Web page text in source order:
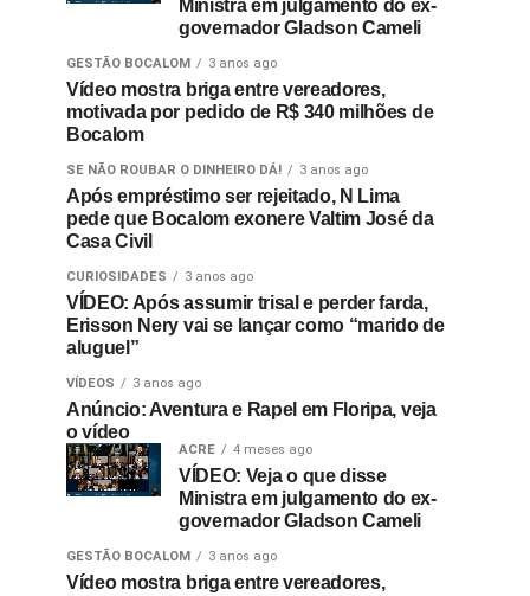
Ministra em julgamento do ex-
governador Gladson Cameli
GESTÃO BOCALOM 3 anos ago
Vídeo mostra briga entre vereadores,
motivada por pedido de R$ 340 milhões de
Bocalom
SE NÃO ROUBAR O DINHEIRO DÁ! 3 anos ago
Após empréstimo ser rejeitado, N Lima
pede que Bocalom exonere Valtim José da
Casa Civil
CURIOSIDADES 3 anos ago
VÍDEO: Após assumir trisal e perder farda,
Erisson Nery vai se lançar como “marido de
aluguel”
VÍDEOS 3 anos ago
Anúncio: Aventura e Rapel em Floripa, veja
o vídeo
ACRE 4 meses ago
VÍDEO: Veja o que disse
Ministra em julgamento do ex-
governador Gladson Cameli
GESTÃO BOCALOM 3 anos ago
Vídeo mostra briga entre vereadores,